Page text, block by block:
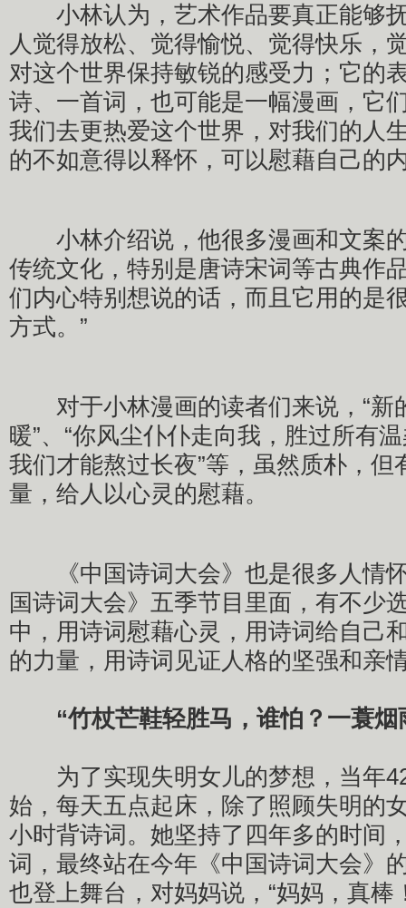
小林认为，艺术作品要真正能够
人觉得放松、觉得愉悦、觉得快乐，
对这个世界保持敏锐的感受力；它的
诗、一首词，也可能是一幅漫画，它
我们去更热爱这个世界，对我们的人
的不如意得以释怀，可以慰藉自己的
小林介绍说，他很多漫画和文案
传统文化，特别是唐诗宋词等古典作
们内心特别想说的话，而且它用的是
方式。”
对于小林漫画的读者们来说，“新
暖”、“你风尘仆仆走向我，胜过所有
我们才能熬过长夜”等，虽然质朴，但
量，给人以心灵的慰藉。
《中国诗词大会》也是很多人情
国诗词大会》五季节目里面，有不少
中，用诗词慰藉心灵，用诗词给自己
的力量，用诗词见证人格的坚强和亲
“竹杖芒鞋轻胜马，谁怕？一蓑烟
为了实现失明女儿的梦想，当年
始，每天五点起床，除了照顾失明的
小时背诗词。她坚持了四年多的时间
词，最终站在今年《中国诗词大会》
也登上舞台，对妈妈说，“妈妈，真棒